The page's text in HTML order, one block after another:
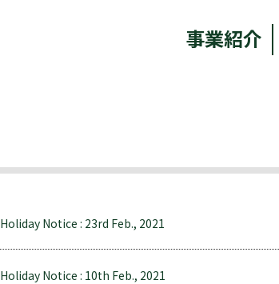
事業紹介
Holiday Notice : 23rd Feb., 2021
Holiday Notice : 10th Feb., 2021